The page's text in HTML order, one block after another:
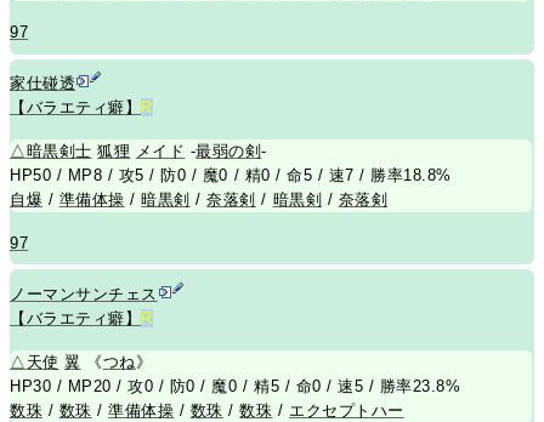
97
家仕碰透
【バラエティ癖】
R
△暗黒剣士 狐狸 メイド -最弱の剣-
HP50 / MP8 / 攻5 / 防0 / 魔0 / 精0 / 命5 / 速7 / 勝率18.8%
自爆 / 準備体操 /暗黒剣 /奈落剣 / 暗黒剣 / 奈落剣
97
ノーマンサンチェス
【バラエティ癖】
R
△ 天使 翼 《つね》
HP30 / MP20 / 攻0 / 防0 / 魔0 / 精5 / 命0 / 速5 / 勝率23.8%
数珠 / 数珠 /準備体操 / 数珠 /数珠 / エクセプトハー